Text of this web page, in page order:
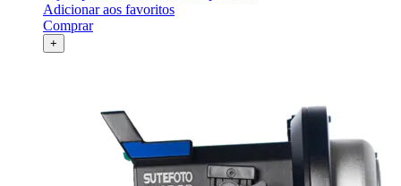
Adicionar aos favoritos
Comprar
+